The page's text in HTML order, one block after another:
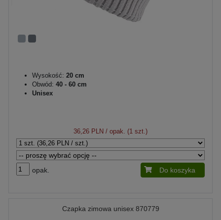
Wysokość: 20 cm
Obwód: 40 - 60 cm
Unisex
36,26 PLN / opak. (1 szt.)
opak. Do koszyka
Czapka zimowa unisex 870779